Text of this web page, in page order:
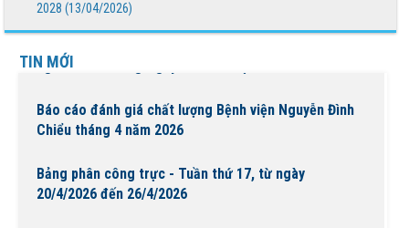
2028 (13/04/2026)
TIN MỚI
nghĩa chào mừng Ngày Quốc tế Hộ sinh 5/5 và...
Báo cáo đánh giá chất lượng Bệnh viện Nguyễn Đình
Chiểu tháng 4 năm 2026
Bảng phân công trực - Tuần thứ 17, từ ngày
20/4/2026 đến 26/4/2026